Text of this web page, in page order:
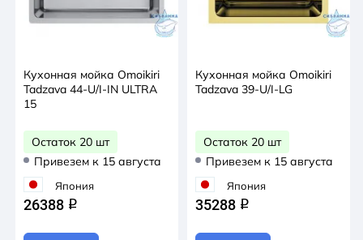
Кухонная мойка Omoikiri
Tadzava 44-U/I-IN ULTRA
15
Остаток 20 шт
Привезем к 15 августа
Япония
26388 q
Кухонная мойка Omoikiri
Tadzava 39-U/I-LG
Остаток 20 шт
Привезем к 15 августа
Япония
35288 q